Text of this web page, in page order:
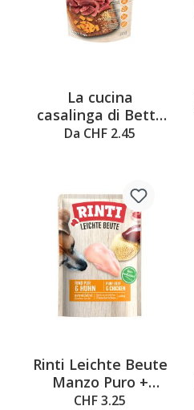
La cucina
casalinga di Betty
Anatra con
Da CHF 2.45
Rinti Leichte Beute
Manzo Puro +
Pollo, sacchetto
CHF 3.25